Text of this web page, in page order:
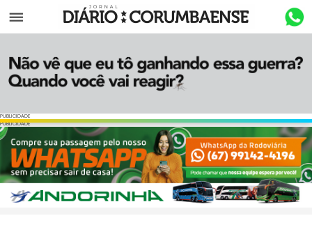
Menu
PUBLICIDADE
PUBLICIDADE